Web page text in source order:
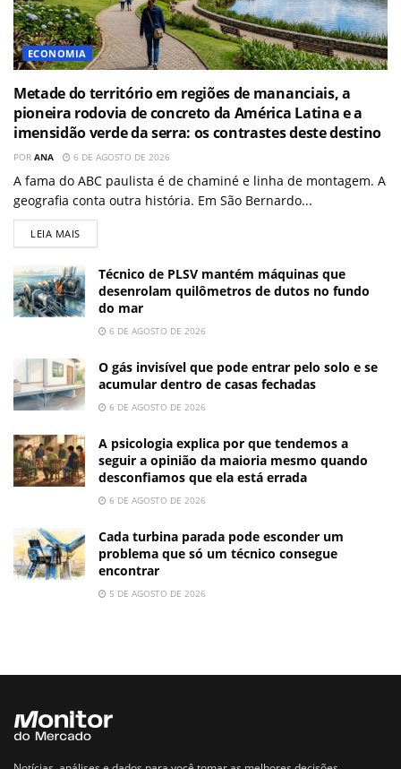
ECONOMIA
Metade do território em regiões de mananciais, a
pioneira rodovia de concreto da América Latina e a
imensidão verde da serra: os contrastes deste destino
POR ANA 6 DE AGOSTO DE 2026
A fama do ABC paulista é de chaminé e linha de montagem. A
geografia conta outra história. Em São Bernardo...
LEIA MAIS
Técnico de PLSV mantém máquinas que
desenrolam quilômetros de dutos no fundo
do mar
6 DE AGOSTO DE 2026
O gás invisível que pode entrar pelo solo e se
acumular dentro de casas fechadas
6 DE AGOSTO DE 2026
A psicologia explica por que tendemos a
seguir a opinião da maioria mesmo quando
desconfiamos que ela está errada
6 DE AGOSTO DE 2026
Cada turbina parada pode esconder um
problema que só um técnico consegue
encontrar
5 DE AGOSTO DE 2026